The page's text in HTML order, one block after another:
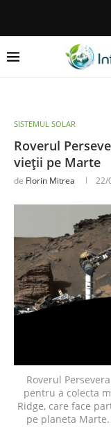
SISTEMUL SOLAR
Roverul
vieții pe Marte
de Florin Mitrea 22/
Roverul
pentru a colecta
Ridge, care face
pe planeta Marte.